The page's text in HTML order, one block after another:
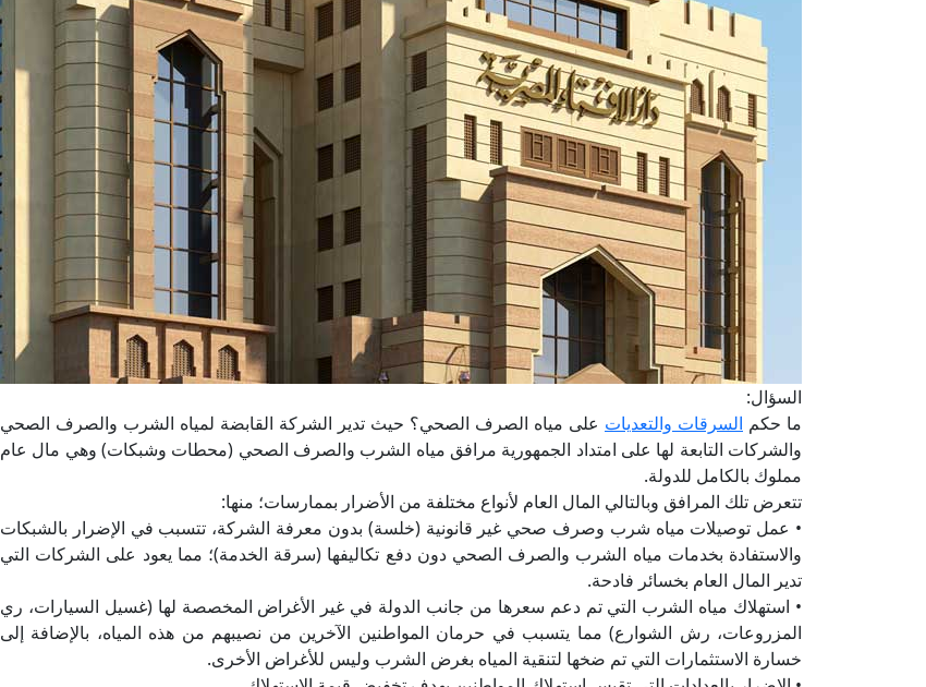
السؤال:
ما حكم السرقات والتعديات على مياه الصرف الصحي؟ حيث تدير الشركة القابضة لمياه الشرب والصرف الصحي
والشركات التابعة لها على امتداد الجمهورية مرافق مياه الشرب والصرف الصحي (محطات وشبكات) وهي مال عام
مملوك بالكامل للدولة.
تتعرض تلك المرافق وبالتالي المال العام لأنواع مختلفة من الأضرار بممارسات؛ منها:
• عمل توصيلات مياه شرب وصرف صحي غير قانونية (خلسة) بدون معرفة الشركة، تتسبب في الإضرار بالشبكات
والاستفادة بخدمات مياه الشرب والصرف الصحي دون دفع تكاليفها (سرقة الخدمة)؛ مما يعود على الشركات التي
تدير المال العام بخسائر فادحة.
• استهلاك مياه الشرب التي تم دعم سعرها من جانب الدولة في غير الأغراض المخصصة لها (غسيل السيارات، ري
المزروعات، رش الشوارع) مما يتسبب في حرمان المواطنين الآخرين من نصيبهم من هذه المياه، بالإضافة إلى
خسارة الاستثمارات التي تم ضخها لتنقية المياه بغرض الشرب وليس للأغراض الأخرى.